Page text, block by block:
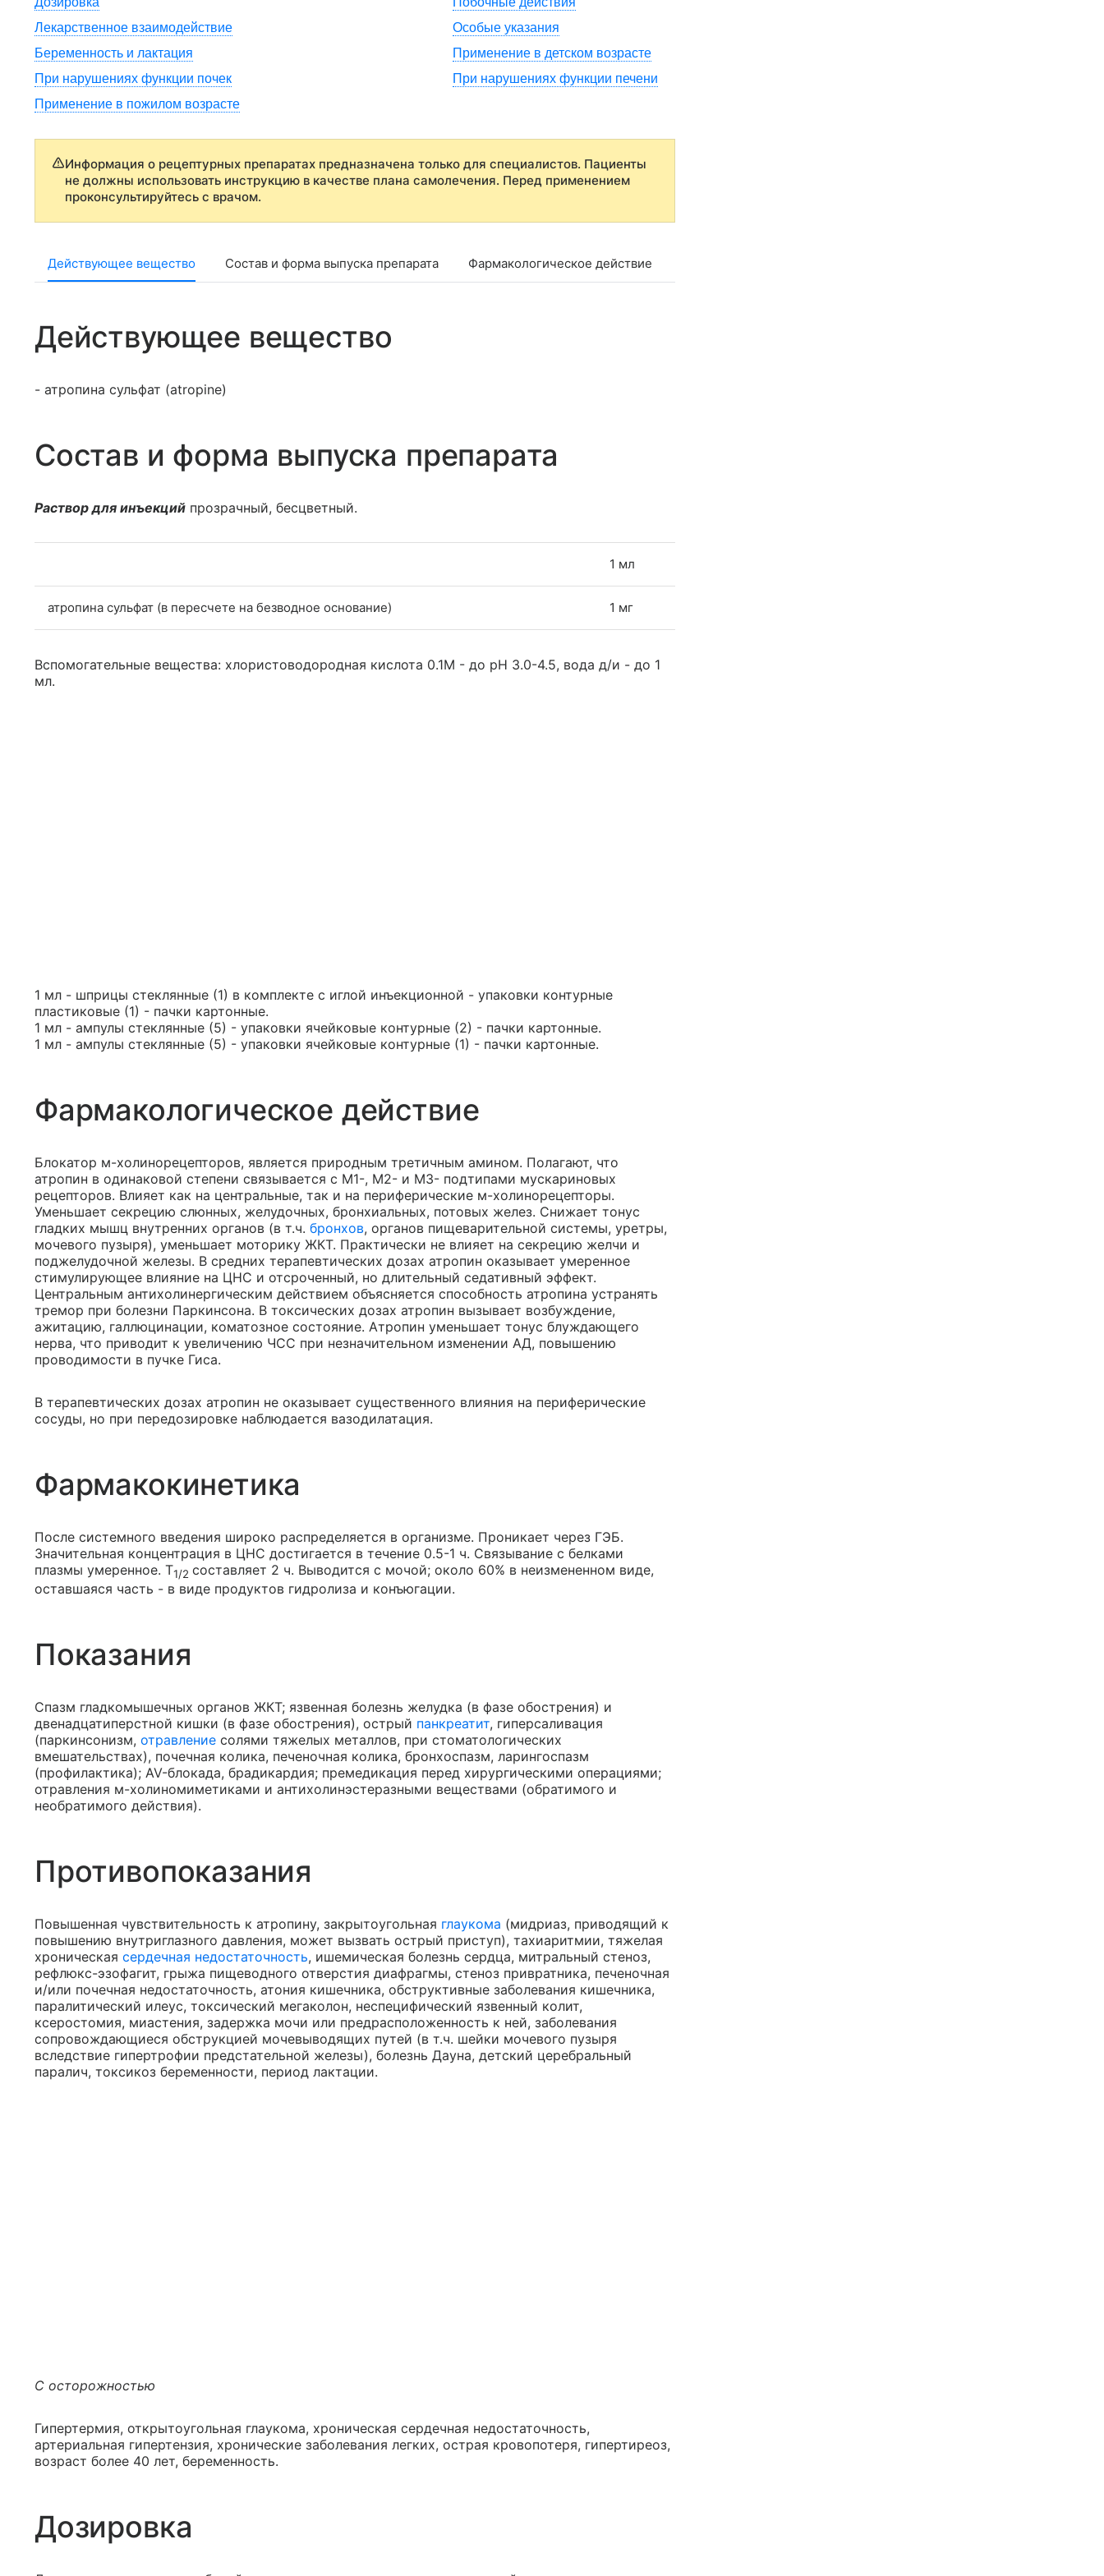
Лекарственное взаимодействие
Особые указания
Беременность и лактация
Применение в детском возрасте
При нарушениях функции почек
При нарушениях функции печени
Применение в пожилом возрасте
Информация о рецептурных препаратах предназначена только для специалистов. Пациенты
не должны использовать инструкцию в качестве плана самолечения. Перед применением
проконсультируйтесь с врачом.
Действующее вещество Состав и форма выпуска препарата Фармакологическое действие
Действующее вещество
- атропина сульфат (atropine)
Состав и форма выпуска препарата
Раствор для инъекций прозрачный, бесцветный.
1 мл
атропина сульфат (в пересчете на безводное основание) 1 мг
Вспомогательные вещества: хлористоводородная кислота 0.1М - до pH 3.0-4.5, вода д/и - до 1
мл.
1 мл - шприцы стеклянные (1) в комплекте с иглой инъекционной - упаковки контурные
пластиковые (1) - пачки картонные.
1 мл - ампулы стеклянные (5) - упаковки ячейковые контурные (2) - пачки картонные.
1 мл - ампулы стеклянные (5) - упаковки ячейковые контурные (1) - пачки картонные.
Фармакологическое действие
Блокатор м-холинорецепторов, является природным третичным амином. Полагают, что
атропин в одинаковой степени связывается с М1-, М2- и М3- подтипами мускариновых
рецепторов. Влияет как на центральные, так и на периферические м-холинорецепторы.
Уменьшает секрецию слюнных, желудочных, бронхиальных, потовых желез. Снижает тонус
гладких мышц внутренних органов (в т.ч. бронхов, органов пищеварительной системы, уретры,
мочевого пузыря), уменьшает моторику ЖКТ. Практически не влияет на секрецию желчи и
поджелудочной железы. В средних терапевтических дозах атропин оказывает умеренное
стимулирующее влияние на ЦНС и отсроченный, но длительный седативный эффект.
Центральным антихолинергическим действием объясняется способность атропина устранять
тремор при болезни Паркинсона. В токсических дозах атропин вызывает возбуждение,
ажитацию, галлюцинации, коматозное состояние. Атропин уменьшает тонус блуждающего
нерва, что приводит к увеличению ЧСС при незначительном изменении АД, повышению
проводимости в пучке Гиса.
В терапевтических дозах атропин не оказывает существенного влияния на периферические
сосуды, но при передозировке наблюдается вазодилатация.
Фармакокинетика
После системного введения широко распределяется в организме. Проникает через ГЭБ.
Значительная концентрация в ЦНС достигается в течение 0.5-1 ч. Связывание с белками
плазмы умеренное. T1/2 составляет 2 ч. Выводится с мочой; около 60% в неизмененном виде,
оставшаяся часть - в виде продуктов гидролиза и конъюгации.
Показания
Спазм гладкомышечных органов ЖКТ; язвенная болезнь желудка (в фазе обострения) и
двенадцатиперстной кишки (в фазе обострения), острый панкреатит, гиперсаливация
(паркинсонизм, отравление солями тяжелых металлов, при стоматологических
вмешательствах), почечная колика, печеночная колика, бронхоспазм, ларингоспазм
(профилактика); AV-блокада, брадикардия; премедикация перед хирургическими операциями;
отравления м-холиномиметиками и антихолинэстеразными веществами (обратимого и
необратимого действия).
Противопоказания
Повышенная чувствительность к атропину, закрытоугольная глаукома (мидриаз, приводящий к
повышению внутриглазного давления, может вызвать острый приступ), тахиаритмии, тяжелая
хроническая сердечная недостаточность, ишемическая болезнь сердца, митральный стеноз,
рефлюкс-эзофагит, грыжа пищеводного отверстия диафрагмы, стеноз привратника, печеночная
и/или почечная недостаточность, атония кишечника, обструктивные заболевания кишечника,
паралитический илеус, токсический мегаколон, неспецифический язвенный колит,
ксеростомия, миастения, задержка мочи или предрасположенность к ней, заболевания
сопровождающиеся обструкцией мочевыводящих путей (в т.ч. шейки мочевого пузыря
вследствие гипертрофии предстательной железы), болезнь Дауна, детский церебральный
паралич, токсикоз беременности, период лактации.
С осторожностью
Гипертермия, открытоугольная глаукома, хроническая сердечная недостаточность,
артериальная гипертензия, хронические заболевания легких, острая кровопотеря, гипертиреоз,
возраст более 40 лет, беременность.
Дозировка